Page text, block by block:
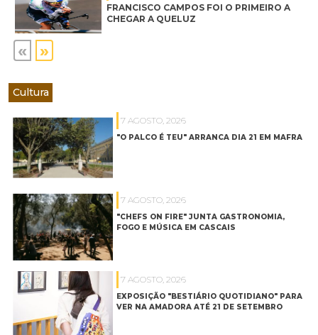
FRANCISCO CAMPOS FOI O PRIMEIRO A
CHEGAR A QUELUZ
« »
Cultura
7 AGOSTO, 2026
"O PALCO É TEU" ARRANCA DIA 21 EM MAFRA
7 AGOSTO, 2026
"CHEFS ON FIRE" JUNTA GASTRONOMIA,
FOGO E MÚSICA EM CASCAIS
7 AGOSTO, 2026
EXPOSIÇÃO "BESTIÁRIO QUOTIDIANO" PARA
VER NA AMADORA ATÉ 21 DE SETEMBRO